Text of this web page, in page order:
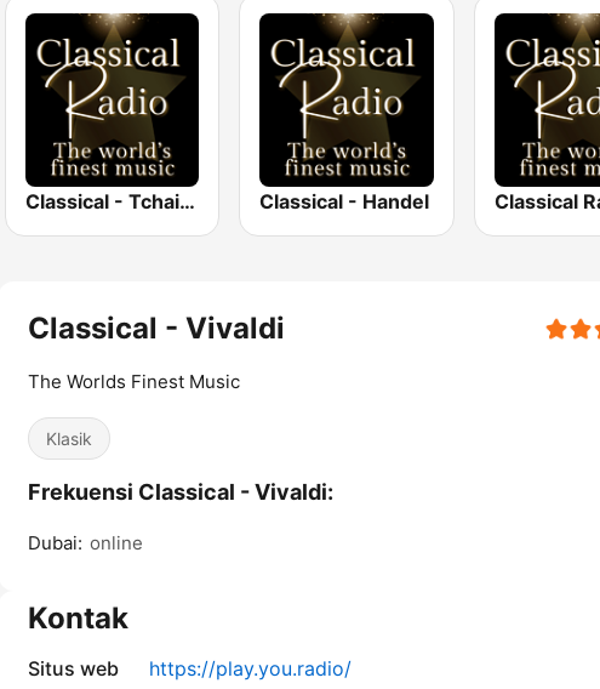
Classical - Tchaikovsky Classical - Handel
Classical - Vivaldi
The Worlds Finest Music
Klasik
Frekuensi Classical - Vivaldi:
Dubai: online
Kontak
Situs web https://play.you.radio/